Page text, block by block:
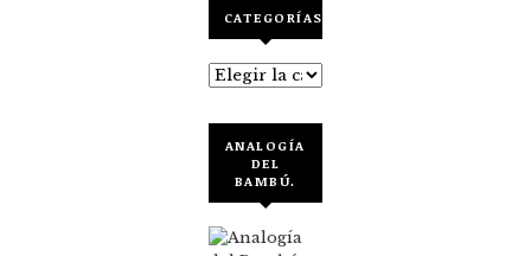
CATEGORÍAS
Categorías
ANALOGÍA
DEL
BAMBÚ.